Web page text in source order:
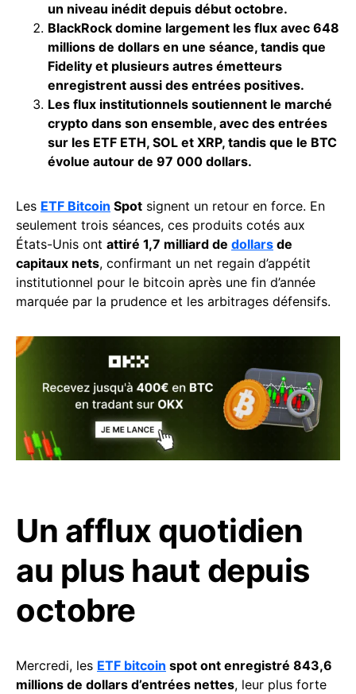
un niveau inédit depuis début octobre.
BlackRock domine largement les flux avec 648
millions de dollars en une séance, tandis que
Fidelity et plusieurs autres émetteurs
enregistrent aussi des entrées positives.
Les flux institutionnels soutiennent le marché
crypto dans son ensemble, avec des entrées
sur les ETF ETH, SOL et XRP, tandis que le BTC
évolue autour de 97 000 dollars.
Les ETF Bitcoin Spot signent un retour en force. En
seulement trois séances, ces produits cotés aux
États-Unis ont attiré 1,7 milliard de dollars de
capitaux nets, confirmant un net regain d’appétit
institutionnel pour le bitcoin après une fin d’année
marquée par la prudence et les arbitrages défensifs.
Un afflux quotidien
au plus haut depuis
octobre
Mercredi, les ETF bitcoin spot ont enregistré 843,6
millions de dollars d’entrées nettes, leur plus forte